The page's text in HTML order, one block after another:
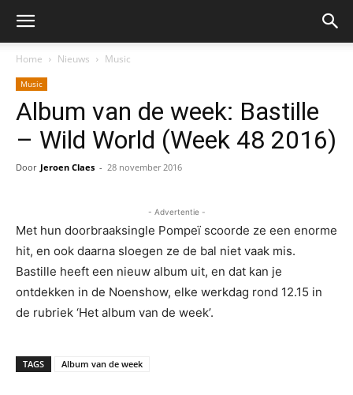
Home Nieuws Music
Music
Album van de week: Bastille
– Wild World (Week 48 2016)
Door Jeroen Claes - 28 november 2016
- Advertentie -
Met hun doorbraaksingle Pompeï scoorde ze een enorme
hit, en ook daarna sloegen ze de bal niet vaak mis.
Bastille heeft een nieuw album uit, en dat kan je
ontdekken in de Noenshow, elke werkdag rond 12.15 in
de rubriek ‘Het album van de week’.
TAGS Album van de week